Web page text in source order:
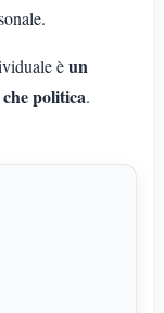
èun
politica.